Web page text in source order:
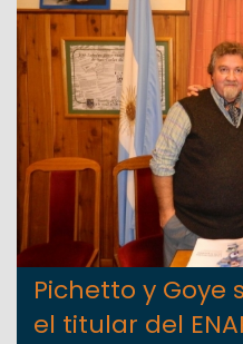
Pichetto y Goye
el titular del